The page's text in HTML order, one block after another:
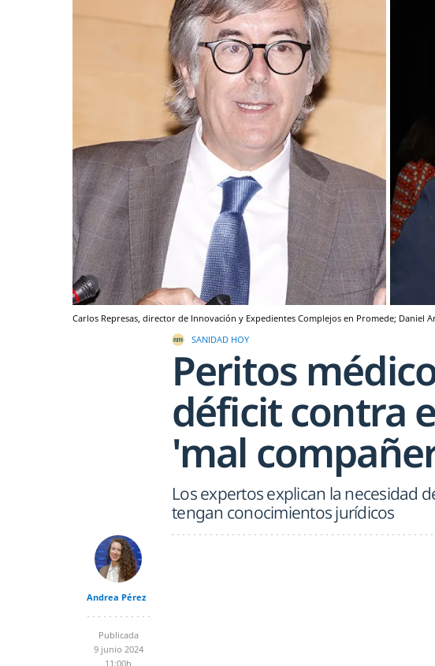
Carlos Represas, director de Innovación y Expedientes Complejos en Promede; Daniel
SANIDAD HOY
Peritos
déficit contra
'mal
Los expertos explican la necesidad
tengan conocimientos jurídicos
Andrea Pérez
Publicada
9 junio 2024
11:00h